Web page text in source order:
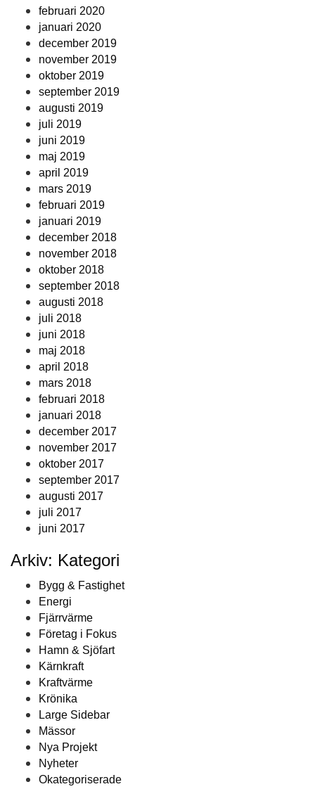
februari 2020
januari 2020
december 2019
november 2019
oktober 2019
september 2019
augusti 2019
juli 2019
juni 2019
maj 2019
april 2019
mars 2019
februari 2019
januari 2019
december 2018
november 2018
oktober 2018
september 2018
augusti 2018
juli 2018
juni 2018
maj 2018
april 2018
mars 2018
februari 2018
januari 2018
december 2017
november 2017
oktober 2017
september 2017
augusti 2017
juli 2017
juni 2017
Arkiv: Kategori
Bygg & Fastighet
Energi
Fjärrvärme
Företag i Fokus
Hamn & Sjöfart
Kärnkraft
Kraftvärme
Krönika
Large Sidebar
Mässor
Nya Projekt
Nyheter
Okategoriserade